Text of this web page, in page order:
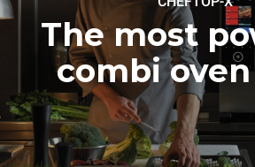
The most
combi